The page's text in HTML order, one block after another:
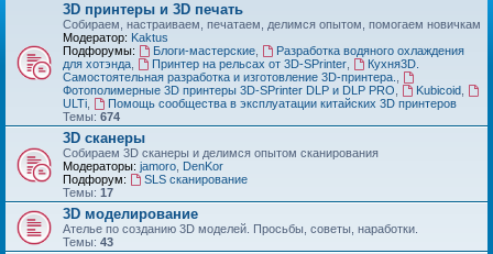
3D принтеры и 3D печать
Собираем, настраиваем, печатаем, делимся опытом, помогаем новичкам
Модератор: Kaktus
Подфорумы:
Блоги-мастерские,
Разработка водяного охлаждения
для хотэнда
Принтер на рельсах от 3D-SPrinter,
Кухня3D.
Самостоятельная разработка и изготовление 3D-принтера.
Фотополимерные 3D принтеры 3D-SPrinter DLP и DLP PRO
Kubicoid,
ULTi
Помощь сообщества в эксплуатации китайских 3D принтеров
Темы: 674
3D сканеры
Собираем 3D сканеры и делимся опытом сканирования
Модераторы: jamoro DenKor
Подфорум:
SLS сканирование
Темы: 17
3D моделирование
Ателье по созданию 3D моделей. Просьбы, советы, наработки.
Темы: 43